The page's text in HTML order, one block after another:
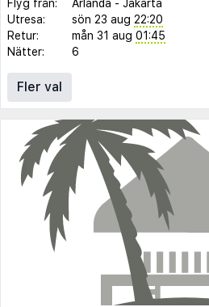
Flyg från:
Arlanda - Jakarta
Utresa:
sön 23 aug 22:20
Retur:
mån 31 aug 01:45
Nätter:
6
Fler val